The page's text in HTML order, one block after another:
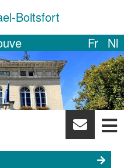
Boitsfort
Fr Nl
News
letter